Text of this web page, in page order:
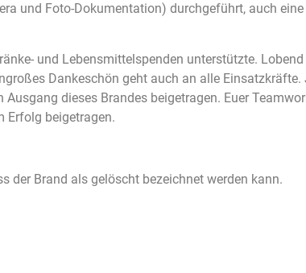
und Foto-Dokumentation) durchgeführt, auch eine
und Lebensmittelspenden unterstützte.
Dankeschön geht auch an alle Einsatzkräfte.
dieses Brandes beigetragen. Euer
Erfolg beigetragen.
der Brand als gelöscht bezeichnet werden kann.